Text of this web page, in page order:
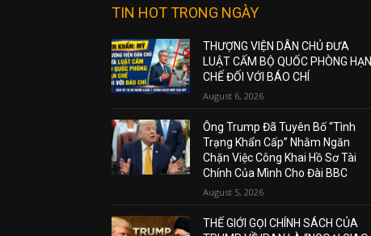
TIN HOT TRONG NGÀY
THƯỢNG VIỆN DÂN CHỦ ĐƯA
LUẬT CẤM BỘ QUỐC PHÒNG HẠN
CHẾ ĐỐI VỚI BÁO CHÍ
August 6, 2026
Ông Trump Đã Tuyên Bố “Tình
Trạng Khẩn Cấp” Nhằm Ngăn
Chặn Việc Công Khai Hồ Sơ Tài
Chính Của Mình Cho Đài BBC
August 5, 2026
THẾ GIỚI GỌI CHÍNH SÁCH CỦA